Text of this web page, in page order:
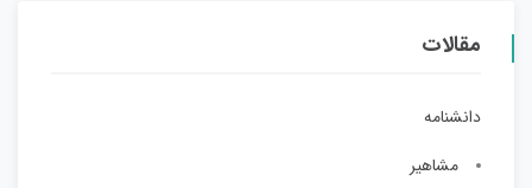
مقالات
دانشنامه
مشاهیر